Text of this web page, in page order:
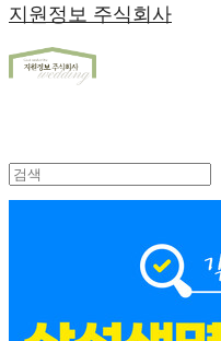
지원정보 주식회사